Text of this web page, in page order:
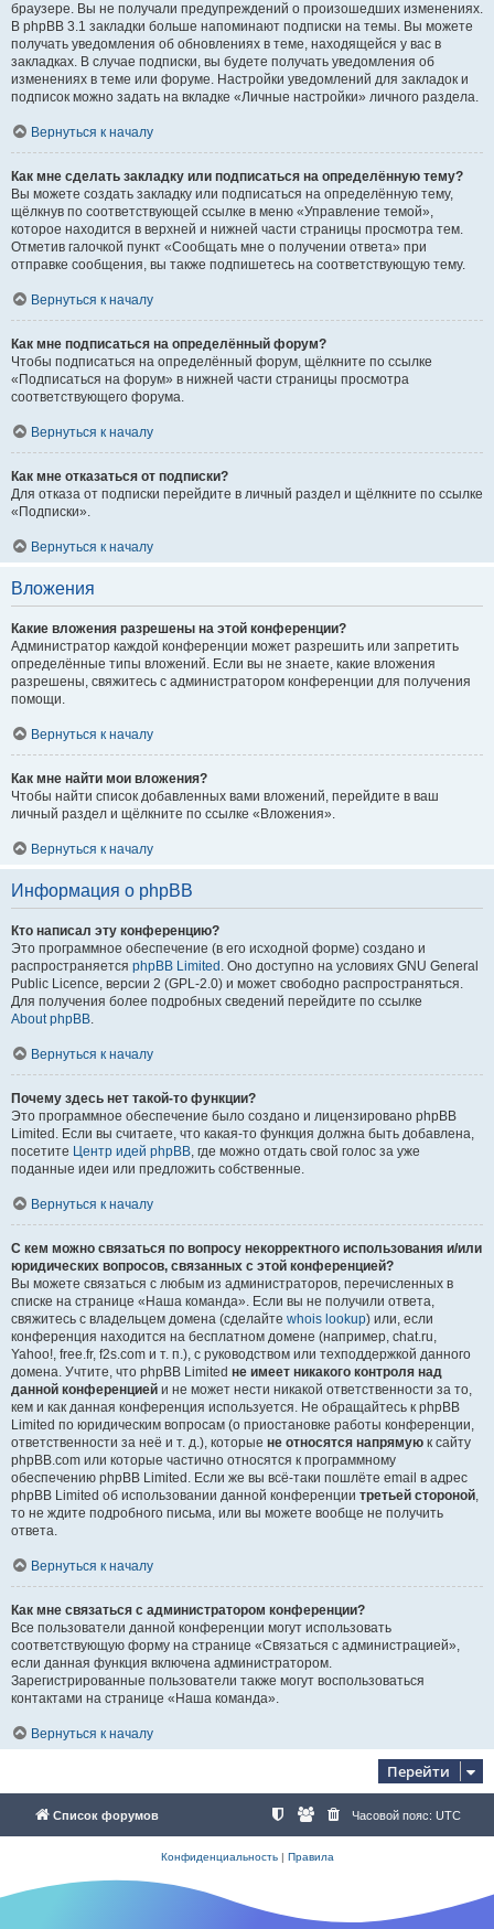
браузере. Вы не получали предупреждений о произошедших изменениях.
В phpBB 3.1 закладки больше напоминают подписки на темы. Вы можете
получать уведомления об обновлениях в теме, находящейся у вас в
закладках. В случае подписки, вы будете получать уведомления об
изменениях в теме или форуме. Настройки уведомлений для закладок и
подписок можно задать на вкладке «Личные настройки» личного раздела.
Вернуться к началу
Как мне сделать закладку или подписаться на определённую тему?
Вы можете создать закладку или подписаться на определённую тему,
щёлкнув по соответствующей ссылке в меню «Управление темой»,
которое находится в верхней и нижней части страницы просмотра тем.
Отметив галочкой пункт «Сообщать мне о получении ответа» при
отправке сообщения, вы также подпишетесь на соответствующую тему.
Вернуться к началу
Как мне подписаться на определённый форум?
Чтобы подписаться на определённый форум, щёлкните по ссылке
«Подписаться на форум» в нижней части страницы просмотра
соответствующего форума.
Вернуться к началу
Как мне отказаться от подписки?
Для отказа от подписки перейдите в личный раздел и щёлкните по ссылке
«Подписки».
Вернуться к началу
Вложения
Какие вложения разрешены на этой конференции?
Администратор каждой конференции может разрешить или запретить
определённые типы вложений. Если вы не знаете, какие вложения
разрешены, свяжитесь с администратором конференции для получения
помощи.
Вернуться к началу
Как мне найти мои вложения?
Чтобы найти список добавленных вами вложений, перейдите в ваш
личный раздел и щёлкните по ссылке «Вложения».
Вернуться к началу
Информация о phpBB
Кто написал эту конференцию?
Это программное обеспечение (в его исходной форме) создано и
распространяется phpBB Limited . Оно доступно на условиях GNU General
Public Licence, версии 2 (GPL-2.0) и может свободно распространяться.
Для получения более подробных сведений перейдите по ссылке
About phpBB.
Вернуться к началу
Почему здесь нет такой-то функции?
Это программное обеспечение было создано и лицензировано phpBB
Limited. Если вы считаете, что какая-то функция должна быть добавлена,
посетите Центр идей phpBB, где можно отдать свой голос за уже
поданные идеи или предложить собственные.
Вернуться к началу
С кем можно связаться по вопросу некорректного использования и/или
юридических вопросов, связанных с этой конференцией?
Вы можете связаться с любым из администраторов, перечисленных в
списке на странице «Наша команда». Если вы не получили ответа,
свяжитесь с владельцем домена (сделайте whois lookup) или, если
конференция находится на бесплатном домене (например, chat.ru,
Yahoo!, free.fr, f2s.com и т. п.), с руководством или техподдержкой данного
домена. Учтите, что phpBB Limited не имеет никакого контроля над
данной конференцией и не может нести никакой ответственности за то,
кем и как данная конференция используется. Не обращайтесь к phpBB
Limited по юридическим вопросам (о приостановке работы конференции,
ответственности за неё и т. д.), которые не относятся напрямую к сайту
phpBB.com или которые частично относятся к программному
обеспечению phpBB Limited. Если же вы всё-таки пошлёте email в адрес
phpBB Limited об использовании данной конференции третьей стороной,
то не ждите подробного письма, или вы можете вообще не получить
ответа.
Вернуться к началу
Как мне связаться с администратором конференции?
Все пользователи данной конференции могут использовать
соответствующую форму на странице «Связаться с администрацией»,
если данная функция включена администратором.
Зарегистрированные пользователи также могут воспользоваться
контактами на странице «Наша команда».
Вернуться к началу
Перейти
Список форумов Часовой пояс: UTC
Конфиденциальность| Правила